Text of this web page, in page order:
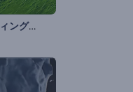
ハッピーイースターグリーティング動画